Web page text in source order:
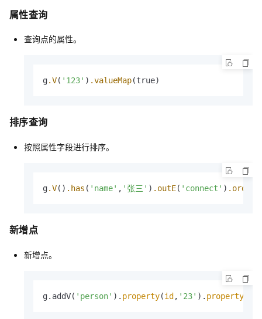
属性查询
查询点的属性。
g.V( '123' ) .valueMap(true)
排序查询
按照属性字段进行排序。
g.V() .has ( 'name' , '张三' ) .outE( 'connect' ) .order
新增点
新增点。
g.addV( 'person' ). property(id , '23' ). property